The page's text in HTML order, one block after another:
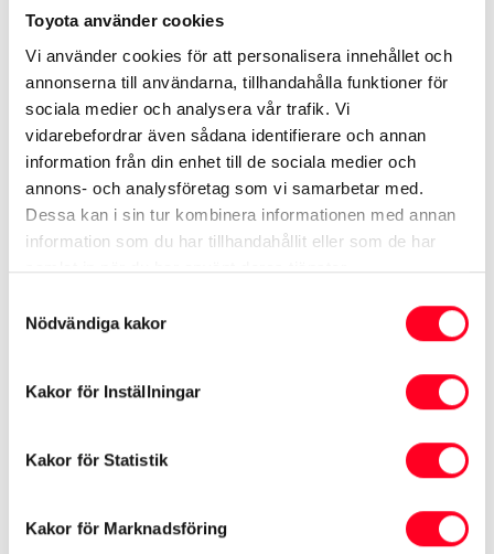
Toyota använder cookies
Vi använder cookies för att personalisera innehållet och
annonserna till användarna, tillhandahålla funktioner för
sociala medier och analysera vår trafik. Vi
vidarebefordrar även sådana identifierare och annan
information från din enhet till de sociala medier och
annons- och analysföretag som vi samarbetar med.
Dessa kan i sin tur kombinera informationen med annan
information som du har tillhandahållit eller som de har
samlat in när du har använt deras tjänster.
Nödvändiga kakor
Kakor för Inställningar
Kakor för Statistik
Kakor för Marknadsföring
Toyota Yaris 5-D 1.33 Man Edition Feel
Mil